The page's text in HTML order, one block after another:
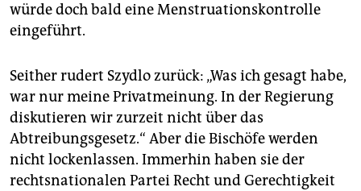
würde doch bald eine Menstruationskontrolle
eingeführt.
Seither rudert Szydlo zurück: „Was ich gesagt habe,
war nur meine Privatmeinung. In der Regierung
diskutieren wir zurzeit nicht über das
Abtreibungsgesetz.“ Aber die Bischöfe werden
nicht lockenlassen. Immerhin haben sie der
rechtsnationalen Partei Recht und Gerechtigkeit